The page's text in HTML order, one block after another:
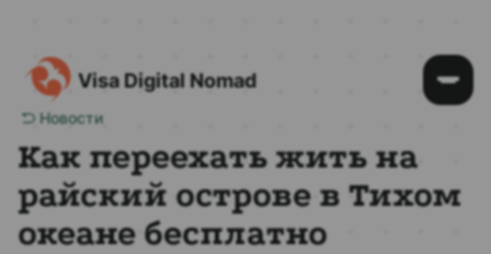
Visa Digital Nomad
Новости
Как переехать жить на
райский острове в Тихом
океане бесплатно